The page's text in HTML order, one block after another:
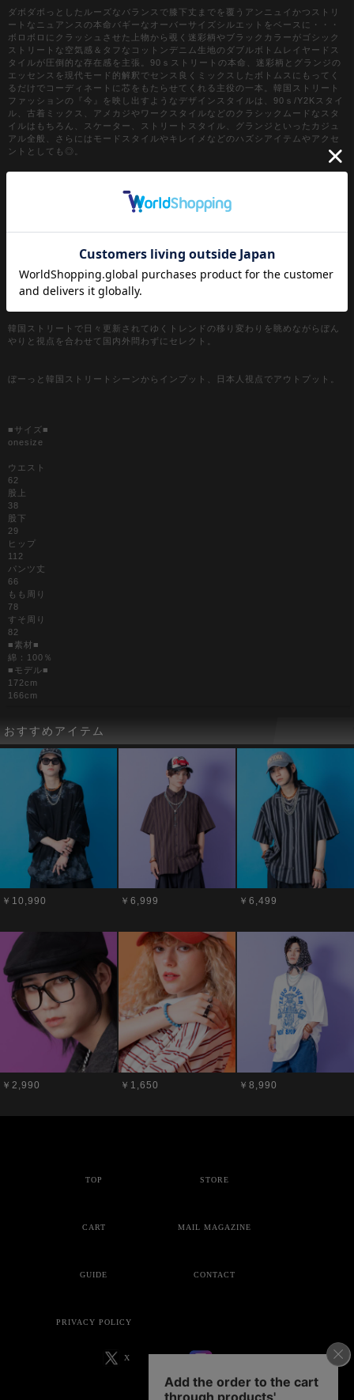
ダボダボっとしたルーズなバランスで膝下丈までを覆うアンニュイかつストリ
ートなニュアンスの本命バギーなオーバーサイズシルエットをベースに・・・
ボロボロにクラッシュさせた上物から覗く迷彩柄やブラックカラーがゴシック
ストリートな空気感＆タフなコットンデニム生地のダブルボトムレイヤードス
タイルが圧倒的な存在感を主張。90ｓストリートの本命、迷彩柄とグランジの
エッセンスを現代モード的解釈でセンス良くミックスしたボトムスにもってく
るだけでコーディネートに芯をもたらせてくれる主役の一本。韓国ストリート
ファッションの『今』を映し出すようなデザインスタイルは、90ｓ/Y2Kスタイ
ル、古着ミックス、アメカジやワークスタイルなどのクラシックムードなスタ
イルはもちろん、スケーター、ストリートスタイル、グランジといったカジュ
アル全般、さらにはモードスタイルやキレイメなどのハズシアイテムやアクセ
ントとしても◎。
[日本人の視点]からセレクトする『韓国ストリートファッション』がコンセプ
韓国ストリートで日々更新されてゆくトレンドの移り変わりを眺めながらぼん
やりと視点を合わせて国内外問わずにセレクト。
ぼーっと韓国ストリートシーンからインプット、日本人視点でアウトプット。
■サイズ■
onesize
ウエスト
62
股上
38
股下
29
ヒップ
112
パンツ丈
66
もも周り
78
すそ周り
82
■素材■
綿：100％
■モデル■
172cm
166cm
おすすめアイテム
￥10,990 ￥6,999 ￥6,499
￥2,990 ￥1,650 ￥8,990
TOP STORE
CART MAIL MAGAZINE
GUIDE CONTACT
PRIVACY POLICY
X